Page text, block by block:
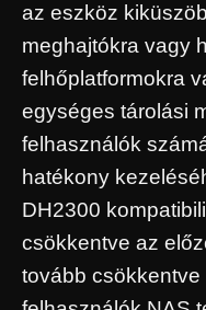
az eszköz
meghajtókra vagy
felhőplatformokra
egységes tárolási
felhasználók
hatékony
DH2300
csökkentve az
tovább